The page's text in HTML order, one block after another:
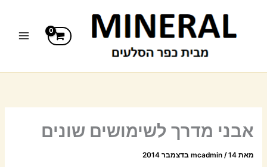
אבני מדרך לשימושים שונים
מאת mcadmin /14 בדצמבר 2014